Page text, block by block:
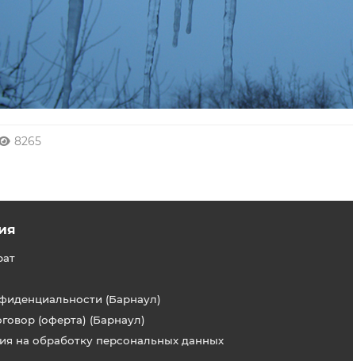
8265
(Барнаул)
(оферта) (Барнаул)
на обработку персональных данных